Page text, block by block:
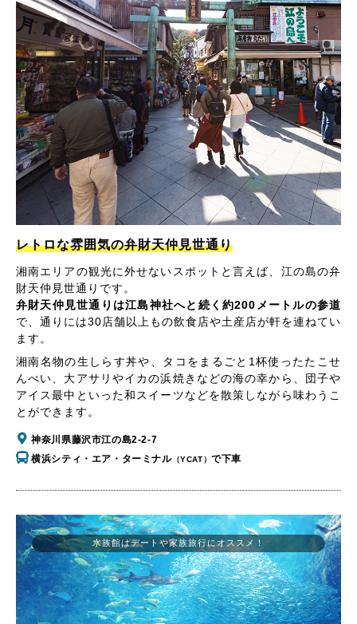
レトロな雰囲気の弁財天仲見世通り
湘南エリアの観光に外せないスポットと言えば、江の島の弁
財天仲見世通りです。
弁財天仲見世通りは江島神社へと続く約200メートルの参道
で、通りには30店舗以上もの飲食店や土産店が軒を連ねてい
ます。
湘南名物の生しらす丼や、タコをまるごと1杯使ったたこせ
んべい、大アサリやイカの浜焼きなどの海の幸から、団子や
アイス最中といった和スイーツなどを散策しながら味わうこ
とができます。
神奈川県藤沢市江の島2-2-7
横浜シティ・エア・ターミナル（YCAT）で下車
水族館はデートや家族旅行にオススメ！